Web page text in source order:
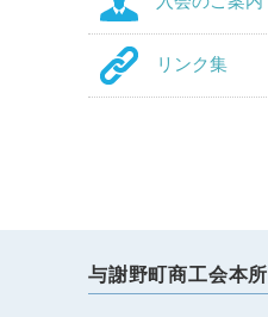
リンク集
与謝野町商工会本所